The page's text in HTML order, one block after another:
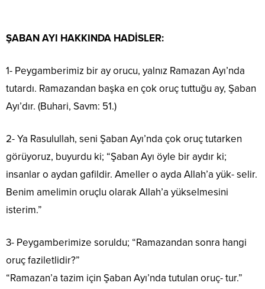
ŞABAN AYI HAKKINDA HADİSLER:
1- Peygamberimiz bir ay orucu, yalnız Ramazan Ayı’nda
tutardı. Ramazandan başka en çok oruç tuttuğu ay, Şaban
Ayı’dır. (Buhari, Savm: 51.)
2- Ya Rasulullah, seni Şaban Ayı’nda çok oruç tutarken
görüyoruz, buyurdu ki; “Şaban Ayı öyle bir aydır ki;
insanlar o aydan gafildir. Ameller o ayda Allah’a yük- selir.
Benim amelimin oruçlu olarak Allah’a yükselmesini
isterim.”
3- Peygamberimize soruldu; “Ramazandan sonra hangi
oruç faziletlidir?”
“Ramazan’a tazim için Şaban Ayı’nda tutulan oruç- tur.”